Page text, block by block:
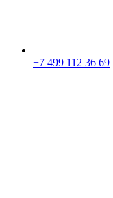
+7 499 112 36 69